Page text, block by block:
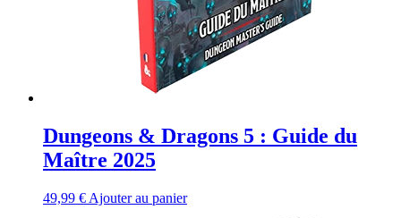
Dungeons & Dragons 5 : Guide du
Maître 2025
49,99 € Ajouter au panier